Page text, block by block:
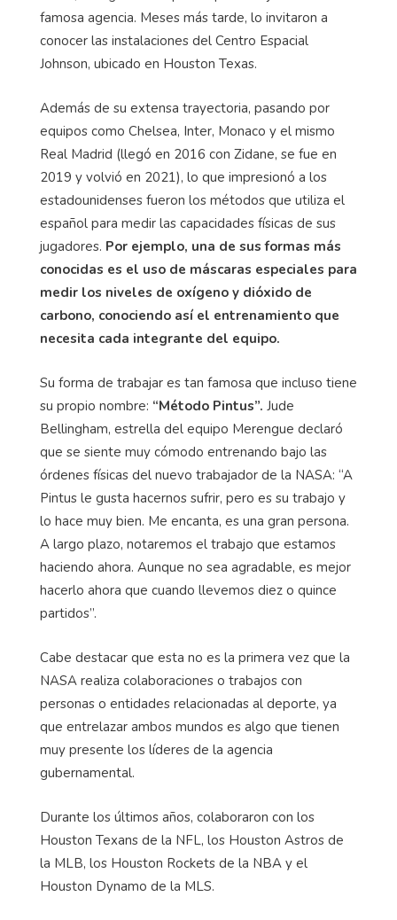
famosa agencia. Meses más tarde, lo invitaron a
conocer las instalaciones del Centro Espacial
Johnson, ubicado en Houston Texas.
Además de su extensa trayectoria, pasando por
equipos como Chelsea, Inter, Monaco y el mismo
Real Madrid (llegó en 2016 con Zidane, se fue en
2019 y volvió en 2021), lo que impresionó a los
estadounidenses fueron los métodos que utiliza el
español para medir las capacidades físicas de sus
jugadores. Por ejemplo, una de sus formas más
conocidas es el uso de máscaras especiales para
medir los niveles de oxígeno y dióxido de
carbono, conociendo así el entrenamiento que
necesita cada integrante del equipo.
Su forma de trabajar es tan famosa que incluso tiene
su propio nombre: “Método Pintus”. Jude
Bellingham, estrella del equipo Merengue declaró
que se siente muy cómodo entrenando bajo las
órdenes físicas del nuevo trabajador de la NASA: “A
Pintus le gusta hacernos sufrir, pero es su trabajo y
lo hace muy bien. Me encanta, es una gran persona.
A largo plazo, notaremos el trabajo que estamos
haciendo ahora. Aunque no sea agradable, es mejor
hacerlo ahora que cuando llevemos diez o quince
partidos”.
Cabe destacar que esta no es la primera vez que la
NASA realiza colaboraciones o trabajos con
personas o entidades relacionadas al deporte, ya
que entrelazar ambos mundos es algo que tienen
muy presente los líderes de la agencia
gubernamental.
Durante los últimos años, colaboraron con los
Houston Texans de la NFL, los Houston Astros de
la MLB, los Houston Rockets de la NBA y el
Houston Dynamo de la MLS.